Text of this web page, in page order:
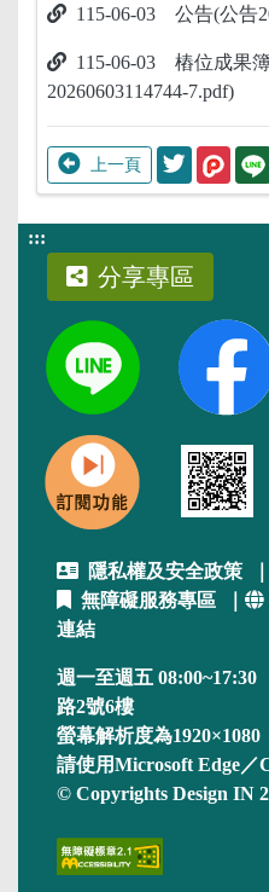
:::
分享專區
隱私權及安全政策
無障礙服務專區
連結
週一至週五
路2號6樓
螢幕解析度為1920×1080
請使用Microsoft Edge／
© Copyrights Design IN